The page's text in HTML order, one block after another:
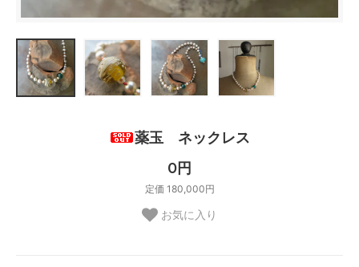
薬玉 ネックレス
0円
定価 180,000円
お気に入り